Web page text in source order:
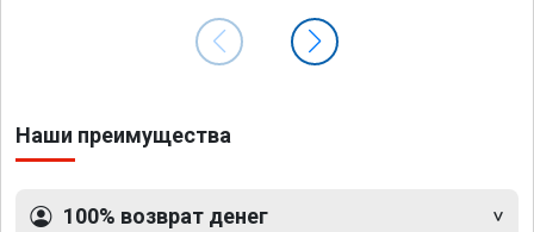
Наши преимущества
100% возврат денег